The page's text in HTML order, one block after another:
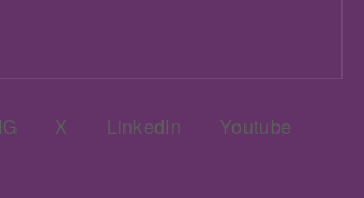
IG X LinkedIn Youtube